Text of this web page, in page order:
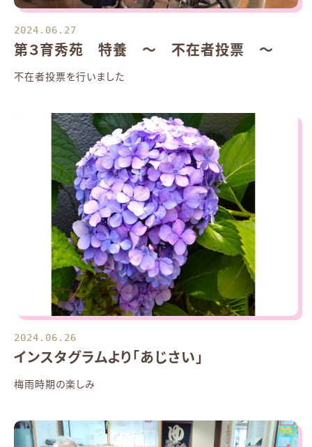
2024.06.27
第３育秀苑 特養 ～ 不在者投票 ～
不在者投票を行いました
2024.06.26
インスタグラムより「あじさい」
梅雨時期の楽しみ